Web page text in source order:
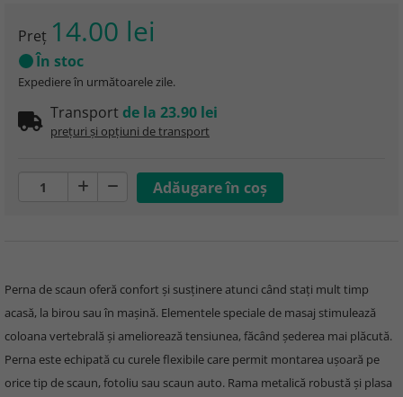
Preţ 14.00 lei
În stoc
Expediere în următoarele zile.
Transport de la 23.90 lei
prețuri și opțiuni de transport
Perna de scaun oferă confort și susținere atunci când stați mult timp
acasă, la birou sau în mașină. Elementele speciale de masaj stimulează
coloana vertebrală și ameliorează tensiunea, făcând șederea mai plăcută.
Perna este echipată cu curele flexibile care permit montarea ușoară pe
orice tip de scaun, fotoliu sau scaun auto. Rama metalică robustă și plasa